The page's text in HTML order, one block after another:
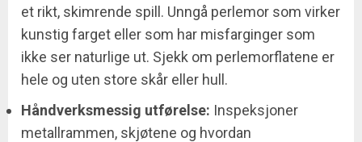
et rikt, skimrende spill. Unngå perlemor som virker
kunstig farget eller som har misfarginger som
ikke ser naturlige ut. Sjekk om perlemorflatene er
hele og uten store skår eller hull.
Håndverksmessig utførelse: Inspeksjoner
metallrammen, skjøtene og hvordan